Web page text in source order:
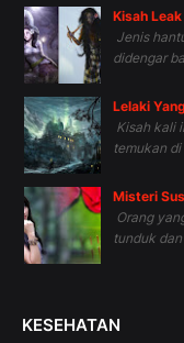
Kisah
Jenis
didengar
Lelaki
Kisah kali
temukan
Misteri
Orang
tunduk
KESEHATAN